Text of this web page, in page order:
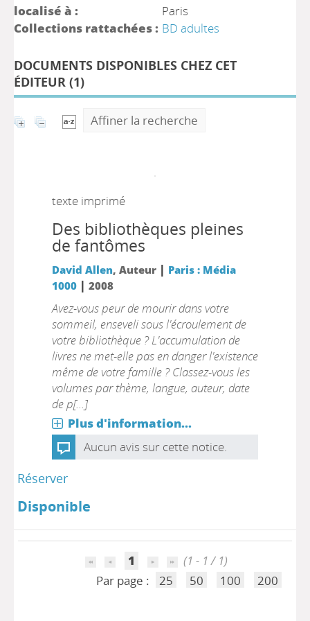
localisé à :
Paris
Collections rattachées : BD adultes
DOCUMENTS DISPONIBLES CHEZ CET
ÉDITEUR (1)
Affiner la recherche
texte imprimé
Des bibliothèques pleines
de fantômes
David Allen, Auteur | Paris : Média
1000| 2008
Avez-vous peur de mourir dans votre
sommeil, enseveli sous l'écroulement de
votre bibliothèque ? L'accumulation de
livres ne met-elle pas en danger l'existence
même de votre famille ? Classez-vous les
volumes par thème, langue, auteur, date
de p[...]
Plus d'information...
Aucun avis sur cette notice.
Réserver
Disponible
1
(1 - 1 / 1)
Par page :
25 50 100 200